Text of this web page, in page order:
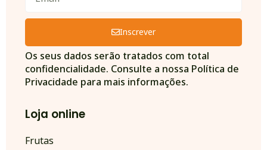
Inscrever
Alternative:
Os seus dados serão tratados com total
confidencialidade. Consulte a nossa Política de
Privacidade para mais informações.
Loja online
Frutas